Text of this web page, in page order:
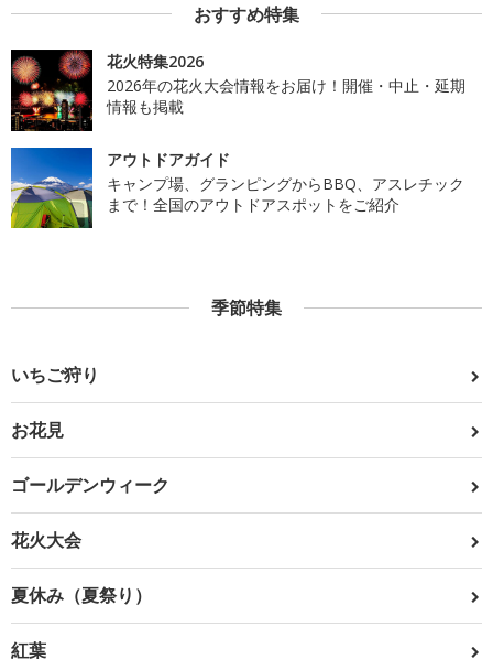
おすすめ特集
花火特集2026
2026年の花火大会情報をお届け！開催・中止・延期
情報も掲載
アウトドアガイド
キャンプ場、グランピングからBBQ、アスレチック
まで！全国のアウトドアスポットをご紹介
季節特集
いちご狩り
お花見
ゴールデンウィーク
花火大会
夏休み（夏祭り）
紅葉